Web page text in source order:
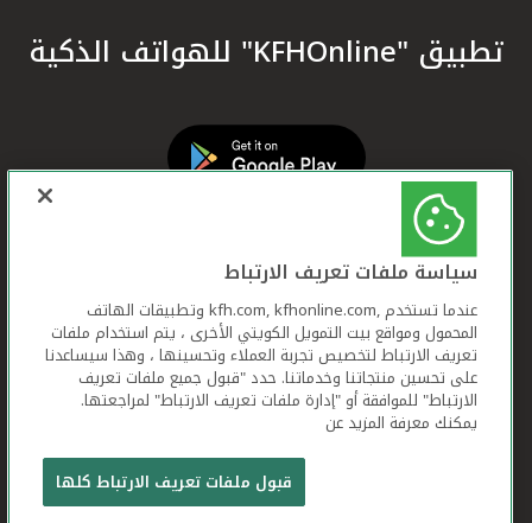
تطبيق "KFHOnline" للهواتف الذكية
بيت التمويل الكويتي جميع الحقوق محفوظة © 2026
سياسة ملفات تعريف الارتباط
عندما تستخدم ,kfh.com, kfhonline.com وتطبيقات الهاتف
المحمول ومواقع بيت التمويل الكويتي الأخرى ، يتم استخدام ملفات
تعريف الارتباط لتخصيص تجربة العملاء وتحسينها ، وهذا سيساعدنا
على تحسين منتجاتنا وخدماتنا. حدد "قبول جميع ملفات تعريف
الارتباط" للموافقة أو "إدارة ملفات تعريف الارتباط" لمراجعتها.
يمكنك معرفة المزيد عن
قبول ملفات تعريف الارتباط كلها